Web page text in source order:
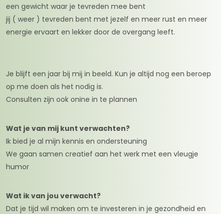
een gewicht waar je tevreden mee bent
jij ( weer ) tevreden bent met jezelf en meer rust en meer
energie ervaart en lekker door de overgang leeft.
Je blijft een jaar bij mij in beeld. Kun je altijd nog een beroep
op me doen als het nodig is.
Consulten zijn ook onine in te plannen
Wat je van mij kunt verwachten?
Ik bied je al mijn kennis en ondersteuning
We gaan samen creatief aan het werk met een vleugje
humor
Wat ik van jou verwacht?
Dat je tijd wil maken om te investeren in je gezondheid en